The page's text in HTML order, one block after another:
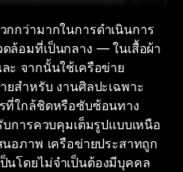
กกว่ามากในการดำเนินการ
ล้อมที่เป็นกลาง — ในเสื้อผ้า
จากนั้นใช้เครือข่าย
ยสำหรับ งานศิลปะเฉพาะ
ที่ใกล้ชิดหรือซับซ้อนทาง
การควบคุมเต็มรูปแบบเหนือ
อภาพ เครือข่ายประสาทถูก
นโดยไม่จำเป็นต้องมีบุคคล